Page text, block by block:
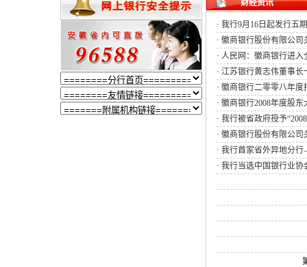
财经资讯
· 我行9月16日起发行五
· 徽商银行股份有限公司
· 人民网：徽商银行进入
· 江苏银行黄志伟董事长
· 徽商银行二零零八年度
· 徽商银行2008年度股东
· 我行被省政府授予
· 徽商银行股份有限公司
· 我行首家省外异地分
· 我行当选中国银行业协